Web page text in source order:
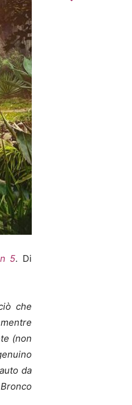
5. Di
che
(non
da